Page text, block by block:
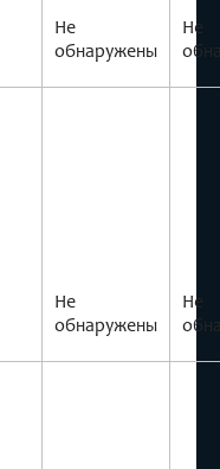
Не
обнаружены
Не
Не
обнаружены
Не